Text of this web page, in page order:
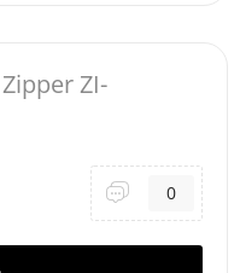
ZI-
0